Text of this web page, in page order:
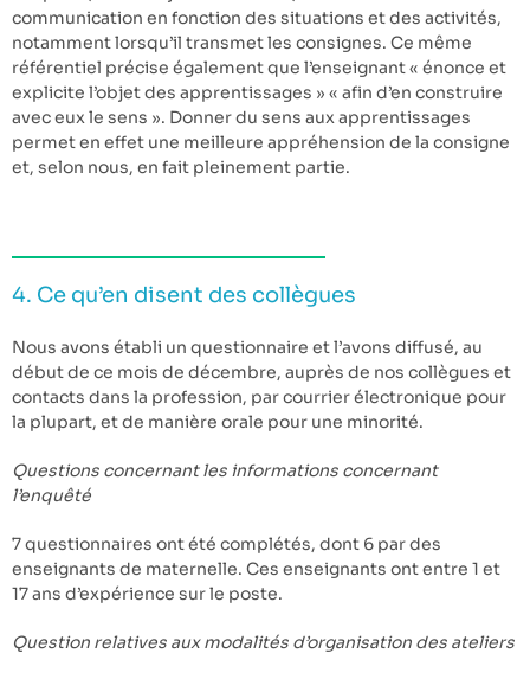
communication en fonction des situations et des activités,
notamment lorsqu’il transmet les consignes. Ce même
référentiel précise également que l’enseignant « énonce et
explicite l’objet des apprentissages » « afin d’en construire
avec eux le sens ». Donner du sens aux apprentissages
permet en effet une meilleure appréhension de la consigne
et, selon nous, en fait pleinement partie.
4. Ce qu’en disent des collègues
Nous avons établi un questionnaire et l’avons diffusé, au
début de ce mois de décembre, auprès de nos collègues et
contacts dans la profession, par courrier électronique pour
la plupart, et de manière orale pour une minorité.
Questions concernant les informations concernant
l’enquêté
7 questionnaires ont été complétés, dont 6 par des
enseignants de maternelle. Ces enseignants ont entre 1 et
17 ans d’expérience sur le poste.
Question relatives aux modalités d’organisation des ateliers